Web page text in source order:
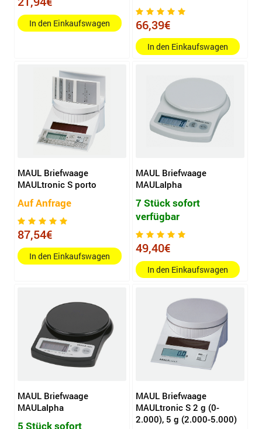
In den Einkaufswagen 66,39€
In den Einkaufswagen
MAUL Briefwaage
MAULtronic S porto
Auf Anfrage
87,54€
In den Einkaufswagen
MAUL Briefwaage
MAULalpha
7 Stück sofort
verfügbar
49,40€
In den Einkaufswagen
MAUL Briefwaage
MAULalpha
5 Stück sofort
MAUL Briefwaage
MAULtronic S 2 g (0-
2.000), 5 g (2.000-5.000)